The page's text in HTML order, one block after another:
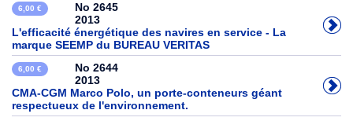
6,00 €
No 2645
2013
L'efficacité énergétique des navires en service - La
marque SEEMP du BUREAU VERITAS
6,00 €
No 2644
2013
CMA-CGM Marco Polo, un porte-conteneurs géant
respectueux de l'environnement.